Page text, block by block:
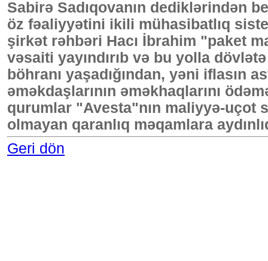
Sabirə Sadıqovanın dediklərindən
öz fəaliyyətini ikili mühasibatlıq
şirkət rəhbəri Hacı İbrahim "paket
vəsaiti yayındırıb və bu yolla
böhranı yaşadığından, yəni iflasın
əməkdaşlarının əməkhaqlarını
qurumlar "Avesta"nın maliyyə-uçot
olmayan qaranlıq məqamlara
Geri dön